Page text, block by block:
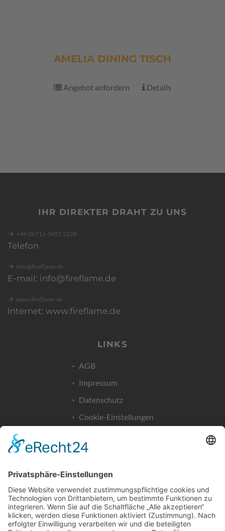
AMELIA DINING TISCH
Angebot anfordern Details
IHR DIREKTER DRAHT ZU UNS
+49 (0)711-9452 5228
Telefon
info@fireflame.de
E-mail: info@fireflame.de
www.fireflame.de
Internet: www.fireflame.de
LINKS
AGB
Impressum
Datenschutz
Cookie-Einstellungen
Friedrich-List-Str. 38
D-70771 LEINFELDEN-ECHTERDINGEN
Termine nur nach Vereinbarung!